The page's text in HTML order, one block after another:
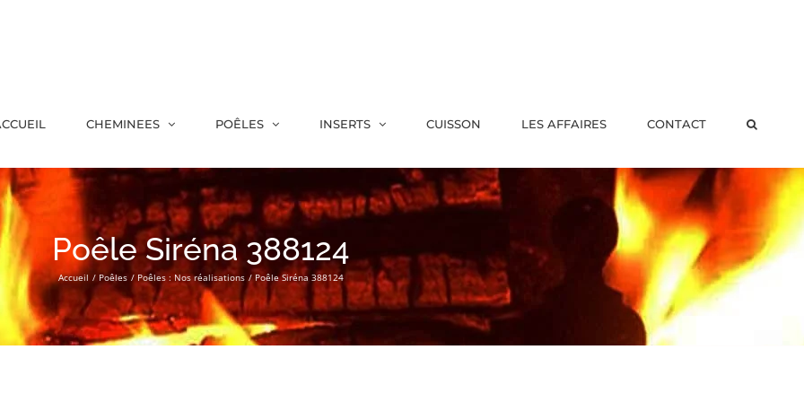
CHEMINEES POÊLES INSERTS CUISSON LES AFFAIRES CONTACT
Poêle Siréna 388124
Accueil Poêles Poêles : Nos réalisations Poêle Siréna 388124